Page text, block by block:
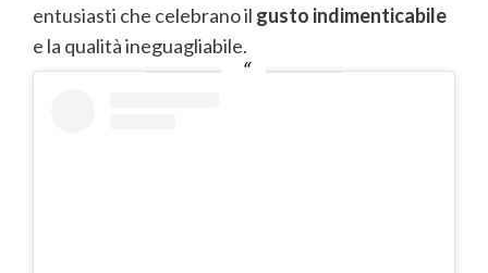
entusiasti che celebrano il gusto indimenticabile
e la qualità ineguagliabile.